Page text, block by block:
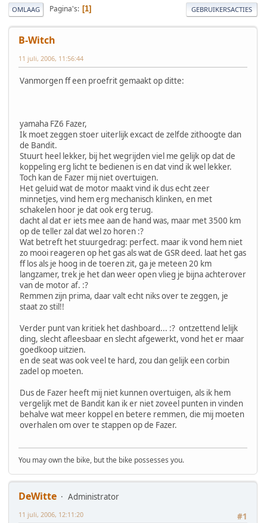
OMLAAG Pagina's 1 GEBRUIKERSACTIES
B-Witch
11 juli, 2006, 11:56:44
Vanmorgen ff een proefrit gemaakt op ditte:
yamaha FZ6 Fazer,
Ik moet zeggen stoer uiterlijk excact de zelfde zithoogte dan
de Bandit.
Stuurt heel lekker, bij het wegrijden viel me gelijk op dat de
koppeling erg licht te bedienen is en dat vind ik wel lekker.
Toch kan de Fazer mij niet overtuigen.
Het geluid wat de motor maakt vind ik dus echt zeer
minnetjes, vind hem erg mechanisch klinken, en met
schakelen hoor je dat ook erg terug.
dacht al dat er iets mee aan de hand was, maar met 3500 km
op de teller zal dat wel zo horen :?
Wat betreft het stuurgedrag: perfect. maar ik vond hem niet
zo mooi reageren op het gas als wat de GSR deed. laat het gas
ff los als je hoog in de toeren zit, ga je meteen 20 km
langzamer, trek je het dan weer open vlieg je bijna achterover
van de motor af. :?
Remmen zijn prima, daar valt echt niks over te zeggen, je
staat zo stil!!
Verder punt van kritiek het dashboard... :? ontzettend lelijk
ding, slecht afleesbaar en slecht afgewerkt, vond het er maar
goedkoop uitzien.
en de seat was ook veel te hard, zou dan gelijk een corbin
zadel op moeten.
Dus de Fazer heeft mij niet kunnen overtuigen, als ik hem
vergelijk met de Bandit kan ik er niet zoveel punten in vinden
behalve wat meer koppel en betere remmen, die mij moeten
overhalen om over te stappen op de Fazer.
You may own the bike, but the bike possesses you.
DeWitte
Administrator
#1
11 juli, 2006, 12:11:20